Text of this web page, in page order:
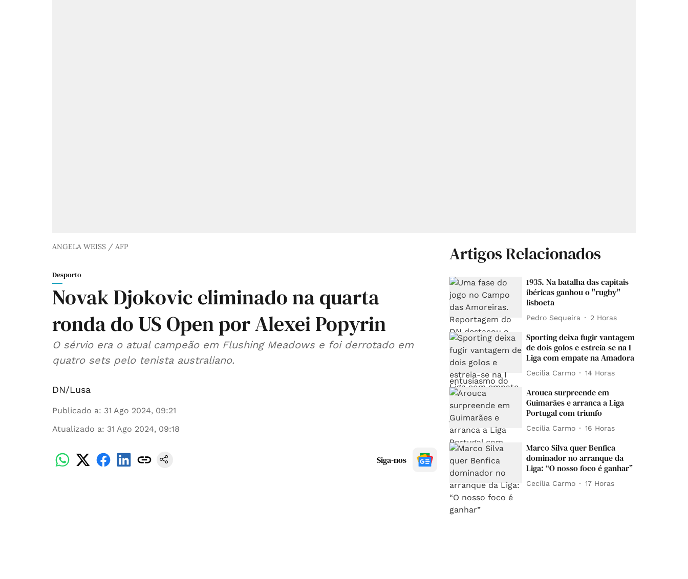
ANGELA WEISS / AFP
Desporto
Novak Djokovic eliminado na quarta
ronda do US Open por Alexei Popyrin
O sérvio era o atual campeão em Flushing Meadows e foi derrotado em
quatro sets pelo tenista australiano.
DN/Lusa
Publicado a: 31 Ago 2024, 09:21
Atualizado a: 31 Ago 2024, 09:18
Siga-nos
Artigos Relacionados
1935. Na batalha das capitais
ibéricas ganhou o "rugby"
lisboeta
Pedro Sequeira 2 Horas
Sporting deixa fugir vantagem
de dois golos e estreia-se na I
Liga com empate na Amadora
Cecília Carmo 14 Horas
Arouca surpreende em
Guimarães e arranca a Liga
Portugal com triunfo
Cecília Carmo 16 Horas
Marco Silva quer Benfica
dominador no arranque da
Liga: “O nosso foco é ganhar”
Cecília Carmo 17 Horas